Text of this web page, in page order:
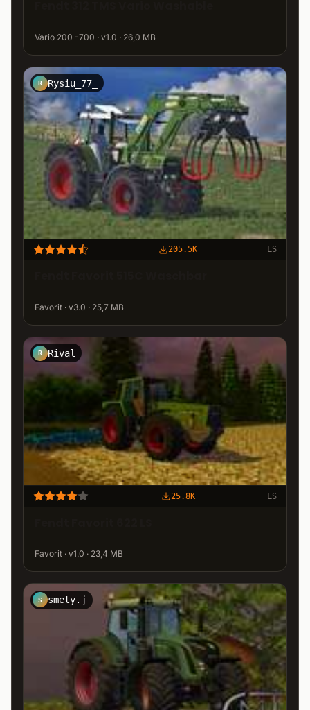
Vario 200 -700 · v1.0 · 26,0 MB
R Rysiu_77_
205.5K LS
Favorit · v3.0 · 25,7 MB
R Rival
25.8K LS
Favorit · v1.0 · 23,4 MB
S smety.j